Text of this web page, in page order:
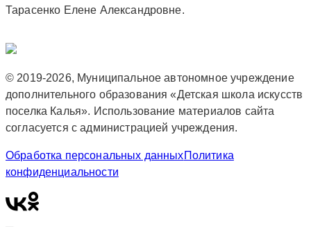
Тарасенко Елене Александровне.
© 2019-2026, Муниципальное автономное учреждение
дополнительного образования «Детская школа искусств
поселка Калья». Использование материалов сайта
согласуется с администрацией учреждения.
Обработка персональных данныхПолитика
конфиденциальности